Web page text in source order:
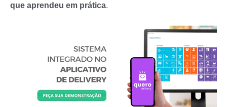
que aprendeu em prática.